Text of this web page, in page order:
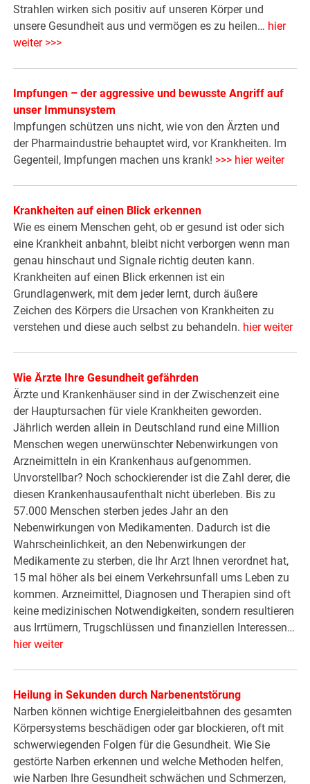
Strahlen wirken sich positiv auf unseren Körper und
unsere Gesundheit aus und vermögen es zu heilen… hier
weiter >>>
Impfungen – der aggressive und bewusste Angriff auf
unser Immunsystem
Impfungen schützen uns nicht, wie von den Ärzten und
der Pharmaindustrie behauptet wird, vor Krankheiten. Im
Gegenteil, Impfungen machen uns krank! >>> hier weiter
Krankheiten auf einen Blick erkennen
Wie es einem Menschen geht, ob er gesund ist oder sich
eine Krankheit anbahnt, bleibt nicht verborgen wenn man
genau hinschaut und Signale richtig deuten kann.
Krankheiten auf einen Blick erkennen ist ein
Grundlagenwerk, mit dem jeder lernt, durch äußere
Zeichen des Körpers die Ursachen von Krankheiten zu
verstehen und diese auch selbst zu behandeln. hier weiter
Wie Ärzte Ihre Gesundheit gefährden
Ärzte und Krankenhäuser sind in der Zwischenzeit eine
der Hauptursachen für viele Krankheiten geworden.
Jährlich werden allein in Deutschland rund eine Million
Menschen wegen unerwünschter Nebenwirkungen von
Arzneimitteln in ein Krankenhaus aufgenommen.
Unvorstellbar? Noch schockierender ist die Zahl derer, die
diesen Krankenhausaufenthalt nicht überleben. Bis zu
57.000 Menschen sterben jedes Jahr an den
Nebenwirkungen von Medikamenten. Dadurch ist die
Wahrscheinlichkeit, an den Nebenwirkungen der
Medikamente zu sterben, die Ihr Arzt Ihnen verordnet hat,
15 mal höher als bei einem Verkehrsunfall ums Leben zu
kommen. Arzneimittel, Diagnosen und Therapien sind oft
keine medizinischen Notwendigkeiten, sondern resultieren
aus Irrtümern, Trugschlüssen und finanziellen Interessen…
hier weiter
Heilung in Sekunden durch Narbenentstörung
Narben können wichtige Energieleitbahnen des gesamten
Körpersystems beschädigen oder gar blockieren, oft mit
schwerwiegenden Folgen für die Gesundheit. Wie Sie
gestörte Narben erkennen und welche Methoden helfen,
wie Narben Ihre Gesundheit schwächen und Schmerzen,